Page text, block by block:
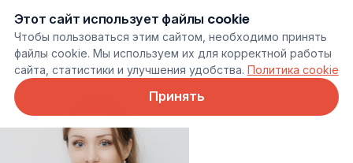
Онлайн запись
Этот сайт использует файлы cookie
Чтобы пользоваться этим сайтом, необходимо принять
файлы cookie. Мы используем их для корректной работы
сайта, статистики и улучшения удобства. Политика cookie
Принять